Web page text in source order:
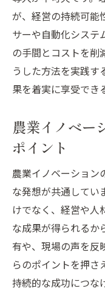
農業イノ
ノウハウ
農業イノベー
農業イノ
する理由
カギ
イノベー
参入
農業イノ
とは
若者参入
態
イノベー
一人農業の生
が、経営の持続可能
サーや自動化システ
の手間とコストを削
うした方法を実践す
果を着実に享受でき
農業イノベー
ポイント
農業イノベーション
な発想が共通してい
けでなく、経営や人
な成果が得られるか
有や、現場の声を反
らのポイントを押さ
持続的な成功につな